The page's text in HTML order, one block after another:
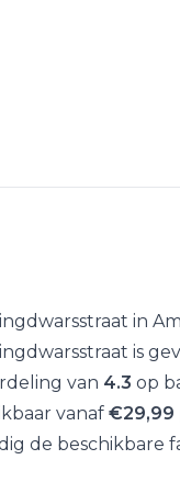
in
is
van 4.3 op
vanaf €29,99
de